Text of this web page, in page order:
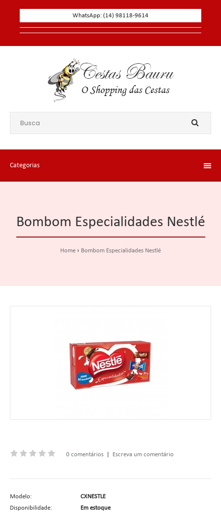
WhatsApp: (14) 98118-9614
Categorias
Bombom Especialidades Nestlé
Home Bombom Especialidades Nestlé
0 comentários Escreva um comentário
Modelo:
CXNESTLE
Disponibilidade:
Em estoque